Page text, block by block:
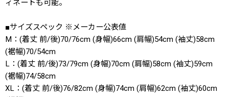
ィネートも可能。
■サイズスペック ※メーカー公表値
M：(着丈 前/後)70/76cm (身幅)66cm (肩幅)54cm (袖丈)58cm
(裾幅)70/54cm
L：(着丈 前/後)73/79cm (身幅)70cm (肩幅)58cm (袖丈)59cm
(裾幅)74/58cm
XL：(着丈 前/後)76/82cm (身幅)74cm (肩幅)62cm (袖丈)60cm